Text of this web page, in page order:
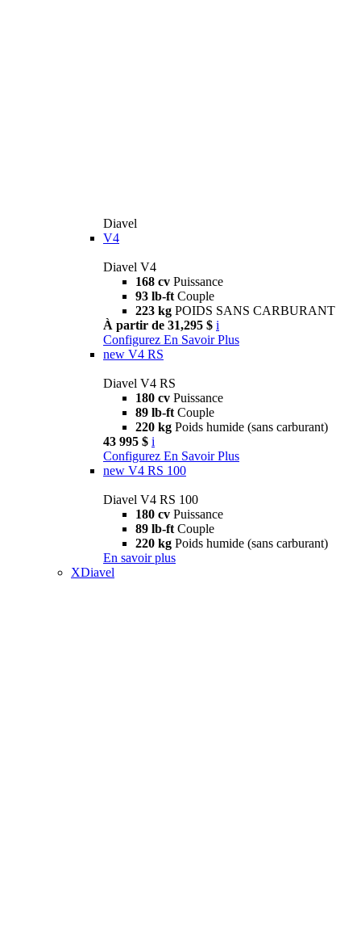
Diavel
V4
Diavel V4
168 cv Puissance
93 lb-ft Couple
223 kg POIDS SANS CARBURANT
À partir de 31,295 $ i
Configurez En Savoir Plus
new V4 RS
Diavel V4 RS
180 cv Puissance
89 lb-ft Couple
220 kg Poids humide (sans carburant)
43 995 $ i
Configurez En Savoir Plus
new V4 RS 100
Diavel V4 RS 100
180 cv Puissance
89 lb-ft Couple
220 kg Poids humide (sans carburant)
En savoir plus
XDiavel